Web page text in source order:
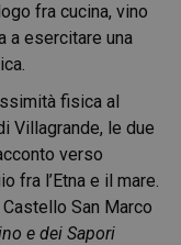
fra cucina, vino
a esercitare una
fisica al
Villagrande, le due
verso
fra l’Etna e il mare.
San Marco
e dei Sapori